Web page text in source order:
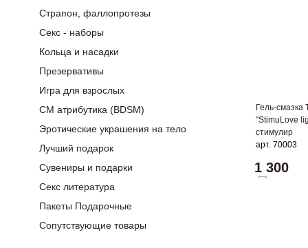
Страпон, фаллопротезы
Секс - наборы
Кольца и насадки
Презервативы
Игра для взрослых
СМ атрибутика (BDSM)
Эротические украшения на тело
Лучший подарок
Сувениры и подарки
Секс литература
Пакеты Подарочные
Сопутствующие товары
Гель-смазка
"StimuLove
стимулир
арт. 70003
1 300